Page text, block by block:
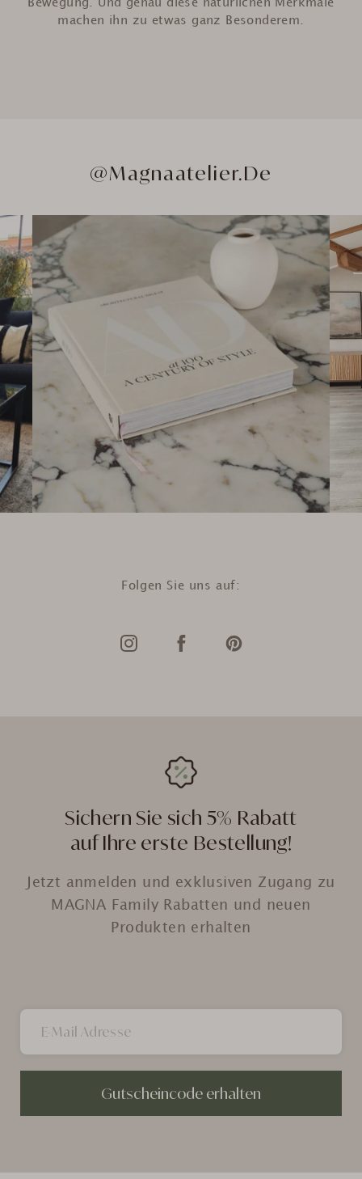
Bewegung. Und genau diese natürlichen Merkmale
machen ihn zu etwas ganz Besonderem.
@Magnaatelier.de
Folgen Sie uns auf:
Sichern Sie sich 5% Rabatt
auf Ihre erste Bestellung!
Jetzt anmelden und exklusiven Zugang zu
MAGNA Family Rabatten und neuen
Produkten erhalten
Gutscheincode erhalten